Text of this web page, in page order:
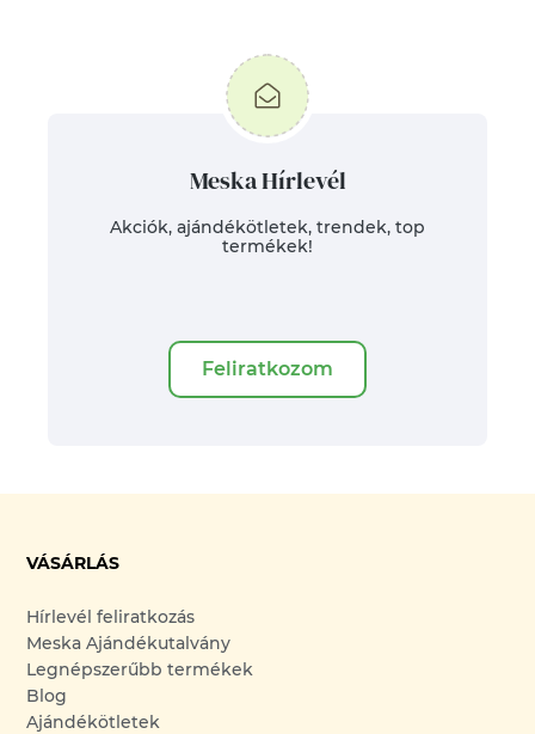
Meska Hírlevél
Akciók, ajándékötletek, trendek, top
termékek!
Feliratkozom
VÁSÁRLÁS
Hírlevél feliratkozás
Meska Ajándékutalvány
Legnépszerűbb termékek
Blog
Ajándékötletek